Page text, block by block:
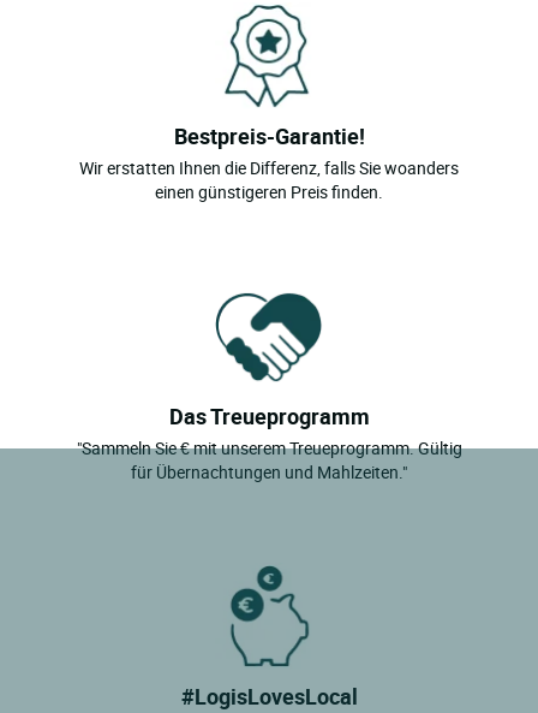
Bestpreis-Garantie!
Wir erstatten Ihnen die Differenz, falls Sie woanders
einen günstigeren Preis finden.
Das Treueprogramm
"Sammeln Sie € mit unserem Treueprogramm. Gültig
für Übernachtungen und Mahlzeiten."
#LogisLovesLocal